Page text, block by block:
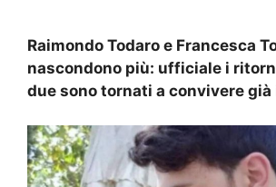
Raimondo Todaro e Francesca
nascondono più: ufficiale i
due sono tornati a convivere già